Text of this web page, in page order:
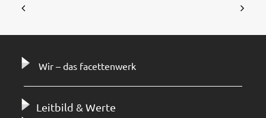
Wir – das facettenwerk
Leitbild & Werte